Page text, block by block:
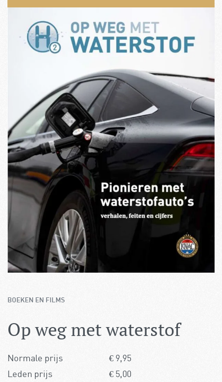
Zoeken
Word nu lid! Opzeggen Pech melden
BOEKEN EN FILMS
Op weg met waterstof
Normale prijs € 9,95
Leden prijs
€ 5,00